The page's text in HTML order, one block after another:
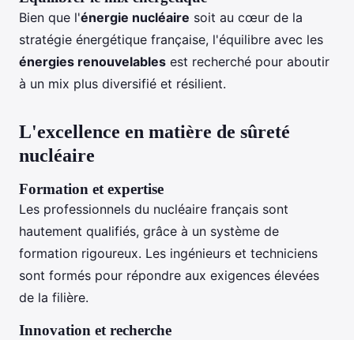
Bien que l'énergie nucléaire soit au cœur de la
stratégie énergétique française, l'équilibre avec les
énergies renouvelables est recherché pour aboutir
à un mix plus diversifié et résilient.
L'excellence en matière de sûreté
nucléaire
Formation et expertise
Les professionnels du nucléaire français sont
hautement qualifiés, grâce à un système de
formation rigoureux. Les ingénieurs et techniciens
sont formés pour répondre aux exigences élevées
de la filière.
Innovation et recherche